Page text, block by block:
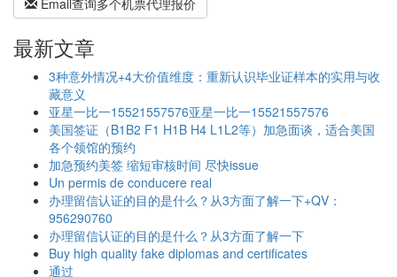
Email查询多个机票代理报价
最新文章
3种意外情况+4大价值维度：重新认识毕业证样本的实用与收
藏意义
亚星一比一15521557576亚星一比一15521557576
美国签证（B1B2 F1 H1B H4 L1L2等）加急面谈，适合美国
各个领馆的预约
加急预约美签 缩短审核时间 尽快issue
Un permis de conducere real
办理留信认证的目的是什么？从3方面了解一下+QV：
956290760
办理留信认证的目的是什么？从3方面了解一下
Buy high quality fake diplomas and certificates
通过